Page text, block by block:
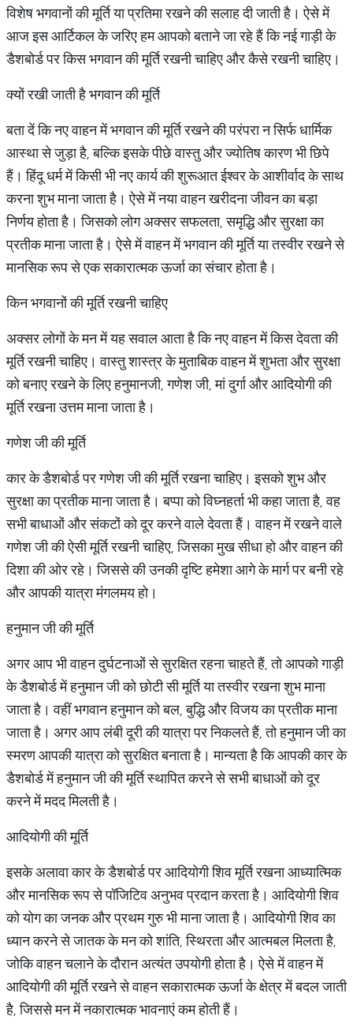
विशेष भगवानों की मूर्ति या प्रतिमा रखने की सलाह दी जाती है। ऐसे में
आज इस आर्टिकल के जरिए हम आपको बताने जा रहे हैं कि नई गाड़ी के
डैशबोर्ड पर किस भगवान की मूर्ति रखनी चाहिए और कैसे रखनी चाहिए।
क्यों रखी जाती है भगवान की मूर्ति
बता दें कि नए वाहन में भगवान की मूर्ति रखने की परंपरा न सिर्फ धार्मिक
आस्था से जुड़ा है, बल्कि इसके पीछे वास्तु और ज्योतिष कारण भी छिपे
हैं। हिंदू धर्म में किसी भी नए कार्य की शुरूआत ईश्वर के आशीर्वाद के साथ
करना शुभ माना जाता है। ऐसे में नया वाहन खरीदना जीवन का बड़ा
निर्णय होता है। जिसको लोग अक्सर सफलता, समृद्धि और सुरक्षा का
प्रतीक माना जाता है। ऐसे में वाहन में भगवान की मूर्ति या तस्वीर रखने से
मानसिक रूप से एक सकारात्मक ऊर्जा का संचार होता है।
किन भगवानों की मूर्ति रखनी चाहिए
अक्सर लोगों के मन में यह सवाल आता है कि नए वाहन में किस देवता की
मूर्ति रखनी चाहिए। वास्तु शास्त्र के मुताबिक वाहन में शुभता और सुरक्षा
को बनाए रखने के लिए हनुमानजी, गणेश जी, मां दुर्गा और आदियोगी की
मूर्ति रखना उत्तम माना जाता है।
गणेश जी की मूर्ति
कार के डैशबोर्ड पर गणेश जी की मूर्ति रखना चाहिए। इसको शुभ और
सुरक्षा का प्रतीक माना जाता है। बप्पा को विघ्नहर्ता भी कहा जाता है, वह
सभी बाधाओं और संकटों को दूर करने वाले देवता हैं। वाहन में रखने वाले
गणेश जी की ऐसी मूर्ति रखनी चाहिए, जिसका मुख सीधा हो और वाहन की
दिशा की ओर रहे। जिससे की उनकी दृष्टि हमेशा आगे के मार्ग पर बनी रहे
और आपकी यात्रा मंगलमय हो।
हनुमान जी की मूर्ति
अगर आप भी वाहन दुर्घटनाओं से सुरक्षित रहना चाहते हैं, तो आपको गाड़ी
के डैशबोर्ड में हनुमान जी को छोटी सी मूर्ति या तस्वीर रखना शुभ माना
जाता है। वहीं भगवान हनुमान को बल, बुद्धि और विजय का प्रतीक माना
जाता है। अगर आप लंबी दूरी की यात्रा पर निकलते हैं, तो हनुमान जी का
स्मरण आपकी यात्रा को सुरक्षित बनाता है। मान्यता है कि आपकी कार के
डैशबोर्ड में हनुमान जी की मूर्ति स्थापित करने से सभी बाधाओं को दूर
करने में मदद मिलती है।
आदियोगी की मूर्ति
इसके अलावा कार के डैशबोर्ड पर आदियोगी शिव मूर्ति रखना आध्यात्मिक
और मानसिक रूप से पॉजिटिव अनुभव प्रदान करता है। आदियोगी शिव
को योग का जनक और प्रथम गुरु भी माना जाता है। आदियोगी शिव का
ध्यान करने से जातक के मन को शांति, स्थिरता और आत्मबल मिलता है,
जोकि वाहन चलाने के दौरान अत्यंत उपयोगी होता है। ऐसे में वाहन में
आदियोगी की मूर्ति रखने से वाहन सकारात्मक ऊर्जा के क्षेत्र में बदल जाती
है, जिससे मन में नकारात्मक भावनाएं कम होती हैं।